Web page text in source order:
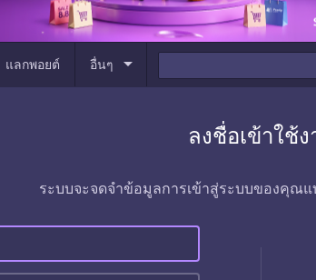
แลกพอยต์ อื่นๆ arrow_drop_down
ลงชื่อเข้าใช้
ระบบจะจดจำข้อมูลการเข้าสู่ระบบของคุณแ